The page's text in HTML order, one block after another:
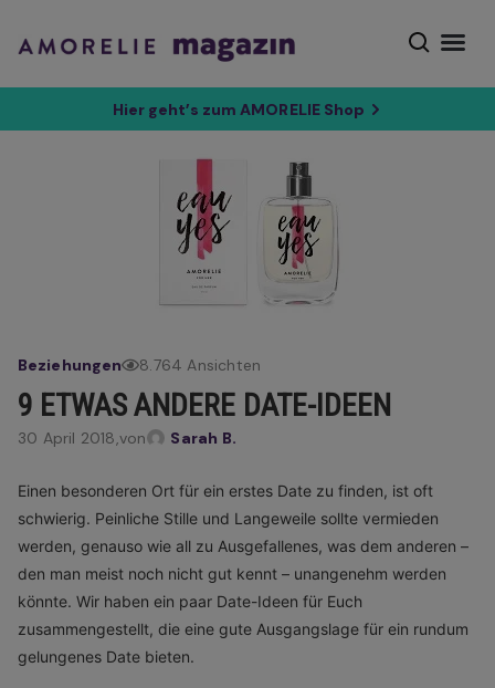
Hier geht’s zum AMORELIE Shop
Beziehungen 8.764 Ansichten
9 ETWAS ANDERE DATE-IDEEN
30 April 2018,von Sarah B.
Einen besonderen Ort für ein erstes Date zu finden, ist oft
schwierig. Peinliche Stille und Langeweile sollte vermieden
werden, genauso wie all zu Ausgefallenes, was dem anderen –
den man meist noch nicht gut kennt – unangenehm werden
könnte. Wir haben ein paar Date-Ideen für Euch
zusammengestellt, die eine gute Ausgangslage für ein rundum
gelungenes Date bieten.